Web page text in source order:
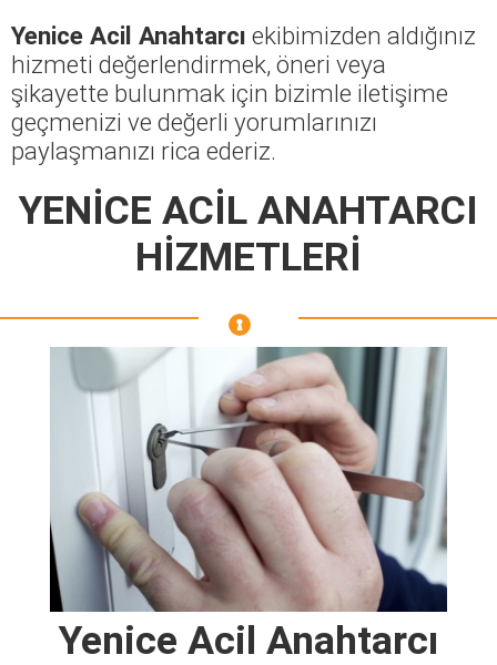
Yenice Acil Anahtarcı ekibimizden aldığınız
hizmeti değerlendirmek, öneri veya
şikayette bulunmak için bizimle iletişime
geçmenizi ve değerli yorumlarınızı
paylaşmanızı rica ederiz.
YENİCE ACİL ANAHTARCI
HİZMETLERİ
Yenice Acil Anahtarcı